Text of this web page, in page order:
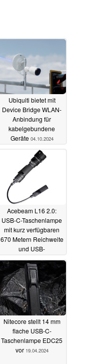
Ubiquiti bietet mit
Device Bridge WLAN-
Anbindung für
kabelgebundene
Geräte 04.10.2024
Acebeam L16 2.0:
USB-C-Taschenlampe
mit kurz verfügbaren
670 Metern Reichweite
und USB-
21.06.2024
Nitecore stellt 14 mm
flache USB-C-
Taschenlampe EDC25
vor 19.04.2024